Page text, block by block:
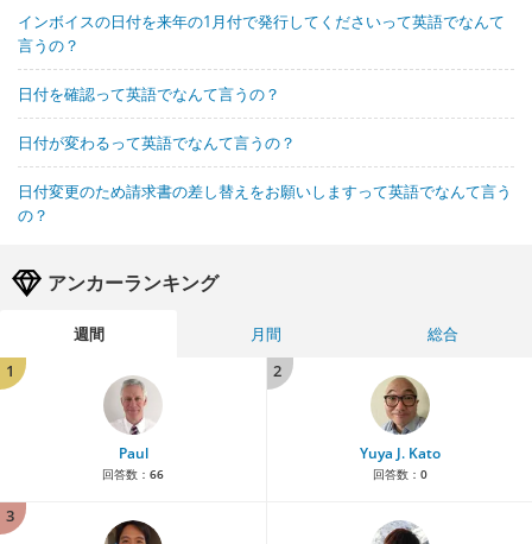
インボイスの日付を来年の1月付で発行してくださいって英語でなんて
言うの？
日付を確認って英語でなんて言うの？
日付が変わるって英語でなんて言うの？
日付変更のため請求書の差し替えをお願いしますって英語でなんて言う
の？
アンカーランキング
週間 月間
総合
1
Paul
回答数： 66
2
Yuya J. Kato
回答数： 0
3